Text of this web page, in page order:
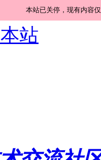
本站已关停，现有内容
站